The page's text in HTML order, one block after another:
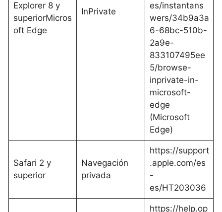
Explorer 8 y
superiorMicros
oft Edge
InPrivate
es/instantans
wers/34b9a3a
6-68bc-510b-
2a9e-
833107495ee
5/browse-
inprivate-in-
microsoft-
edge
(Microsoft
Edge)
Safari 2 y
superior
Navegación
privada
https://support
.apple.com/es
-
es/HT203036
https://help.op